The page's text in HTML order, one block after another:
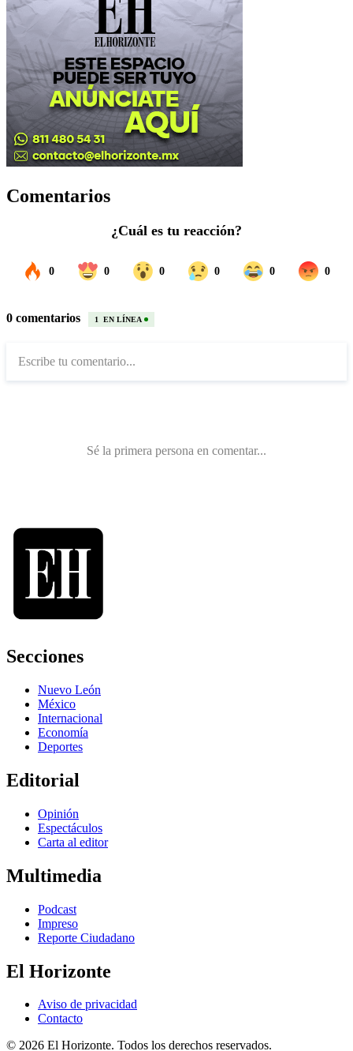
Comentarios
Secciones
Nuevo León
México
Internacional
Economía
Deportes
Editorial
Opinión
Espectáculos
Carta al editor
Multimedia
Podcast
Impreso
Reporte Ciudadano
El Horizonte
Aviso de privacidad
Contacto
© 2026 El Horizonte. Todos los derechos reservados.